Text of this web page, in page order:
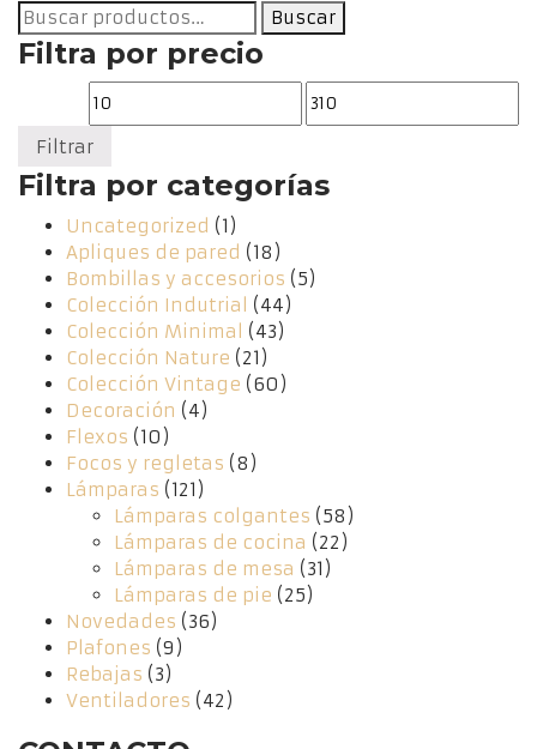
Buscar
por:
Buscar
Filtra por precio
Precio
Precio
Filtrar
Filtra por categorías
Uncategorized (1)
Apliques de pared (18)
Bombillas y accesorios (5)
Colección Indutrial (44)
Colección Minimal (43)
Colección Nature (21)
Colección Vintage (60)
Decoración (4)
Flexos (10)
Focos y regletas (8)
Lámparas (121)
Lámparas colgantes (58)
Lámparas de cocina (22)
Lámparas de mesa (31)
Lámparas de pie (25)
Novedades (36)
Plafones (9)
Rebajas (3)
Ventiladores (42)